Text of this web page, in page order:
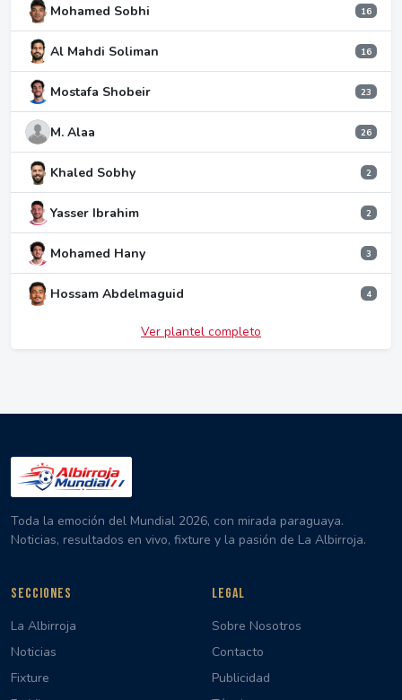
Mohamed Sobhi 16
Al Mahdi Soliman 16
Mostafa Shobeir 23
M. Alaa 26
Khaled Sobhy 2
Yasser Ibrahim 2
Mohamed Hany 3
Hossam Abdelmaguid 4
Ver plantel completo
Toda la emoción del Mundial 2026, con mirada paraguaya.
Noticias, resultados en vivo, fixture y la pasión de La Albirroja.
SECCIONES
La Albirroja
Noticias
Fixture
LEGAL
Sobre Nosotros
Contacto
Publicidad